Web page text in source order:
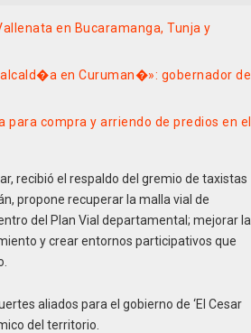
en Bucaramanga, Tunja y
en Curuman�»: gobernador del
compra y arriendo de predios en el
recibió el respaldo del gremio de taxistas
propone recuperar la malla vial de
del Plan Vial departamental; mejorar la
y crear entornos participativos que
aliados para el gobierno de ‘El Cesar
del territorio.